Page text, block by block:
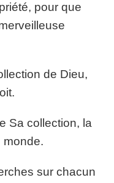
pour que
de Dieu,
Sa collection, la
monde.
sur chacun